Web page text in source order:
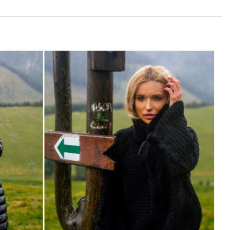
und Rock
Sets für den diesjährigen Winter
einem Pullover und einem Rock. Das
Eleganz, bietet aber auch Freiheit und
Wir setzen auf ein wunderschönes
eines lockeren Schnitts. Der …